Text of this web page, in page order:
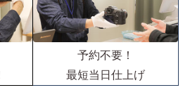
予約不要！
最短当日仕上げ